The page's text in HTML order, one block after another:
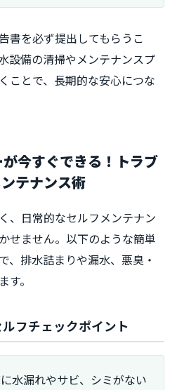
書を必ず提出してもらうこ
設備の清掃やメンテナンスプ
ことで、長期的な安心につな
今すぐできる！トラブ
テナンス術
、日常的なセルフメンテナン
せません。以下のような簡単
、排水詰まりや漏水、悪臭・
。
フチェックポイント
水漏れやサビ、シミがない